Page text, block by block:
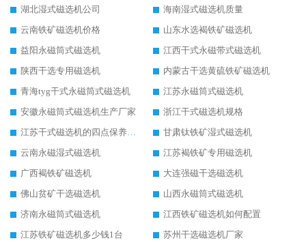
湖北湿式磁选机公司
海南湿式磁选机质量
云南铁矿磁选机价格
山东水选褐铁矿磁选机
益阳永磁筒式磁选机
江西干式永磁带式磁选机
陕西干选专用磁选机
内蒙古干选黄硫铁矿磁选机
青海tyg干式永磁筒式磁选机
江苏永磁筒式磁选机
安徽永磁筒式磁选机生产厂家
浙江干式磁选机规格
江苏干式磁选机的四点保养秘籍
甘肃钛铁矿湿式磁选机
云南永磁湿式磁选机
江苏褐铁矿专用磁选机
广西褐铁矿磁选机
大连强磁干选磁选机
佛山贫矿干选磁选机
山西永磁筒式磁选机
济南永磁筒式磁选机
江西铁矿磁选机如何配置
江苏铁矿磁选机多少钱1台
苏州干选磁选机厂家